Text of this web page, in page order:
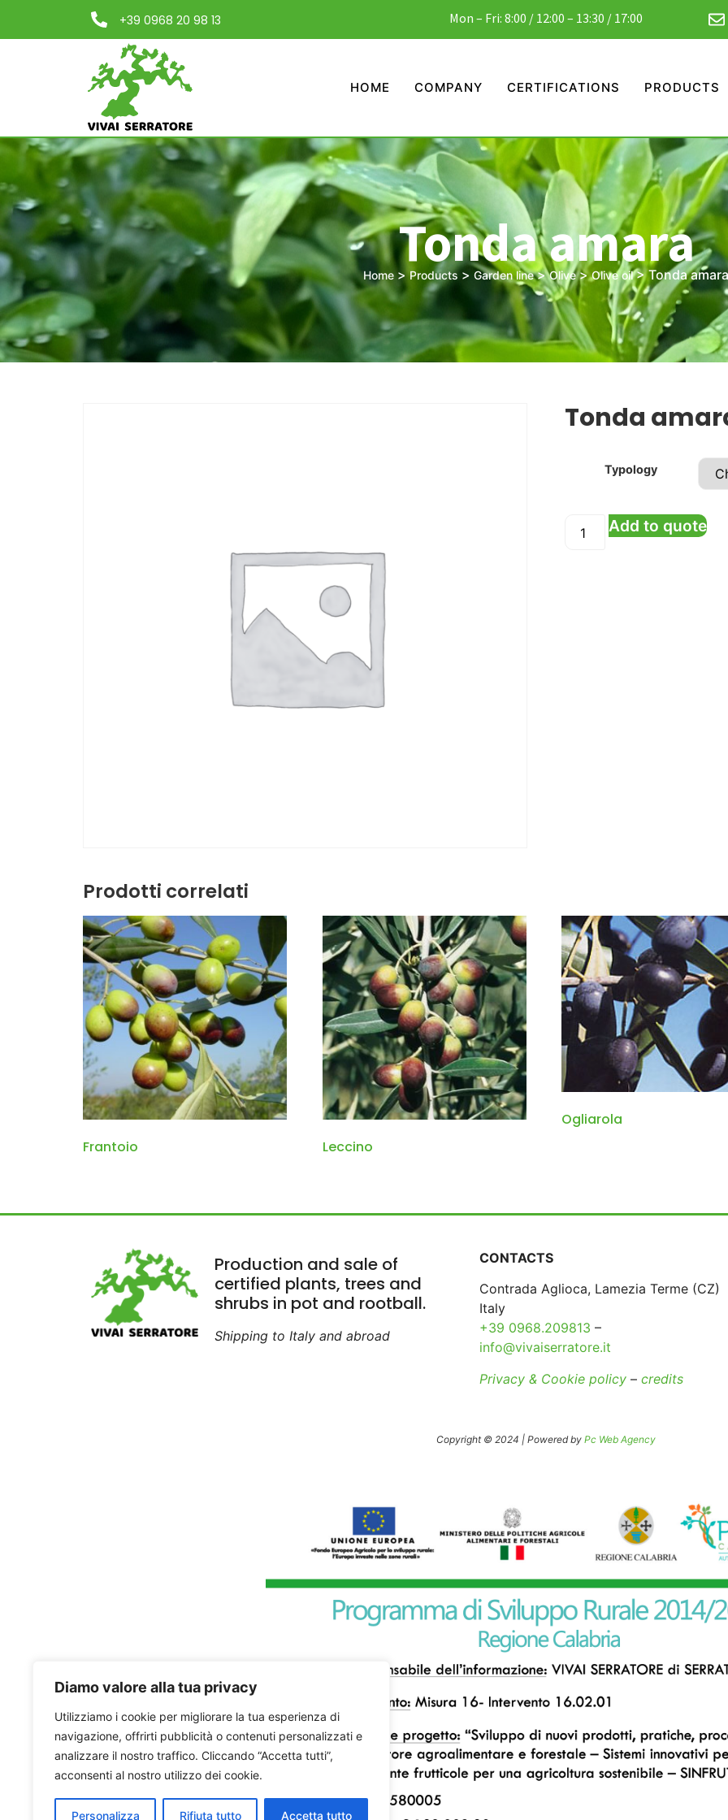
Diamo valore alla tua privacy
Utilizziamo i cookie per migliorare la tua esperienza di
navigazione, offrirti pubblicità o contenuti personalizzati e
analizzare il nostro traffico. Cliccando “Accetta tutti”,
acconsenti al nostro utilizzo dei cookie.
Personalizza Rifiuta tutto Accetta tutto
+39 0968 20 98 13 Mon – Fri: 8:00 / 12:00 – 13:30 / 17:00
HOME COMPANY CERTIFICATIONS PRODUCTS
Tonda amara
Home >Products> Garden line>Olive>Olive oil>Tonda amara
Tonda
Typology
Add to quote
Prodotti correlati
Frantoio Leccino
Ogliarola
Production and sale of
certified plants, trees and
shrubs in pot and rootball.
Shipping to Italy and abroad
CONTACTS
Contrada Aglioca, Lamezia Terme (CZ)
Italy
+39 0968.209813 –
info@vivaiserratore.it
Privacy & Cookie policy– credits
Copyright © 2024 | Powered by Pc Web Agency